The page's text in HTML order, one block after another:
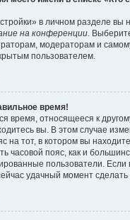
в личном разделе вы
на конференции.
модераторам и
пользователем.
время!
время, относящееся к
вы. В этом случае
на тот, в котором вы
часовой пояс, как и
пользователи. Если
удачный момент сделать